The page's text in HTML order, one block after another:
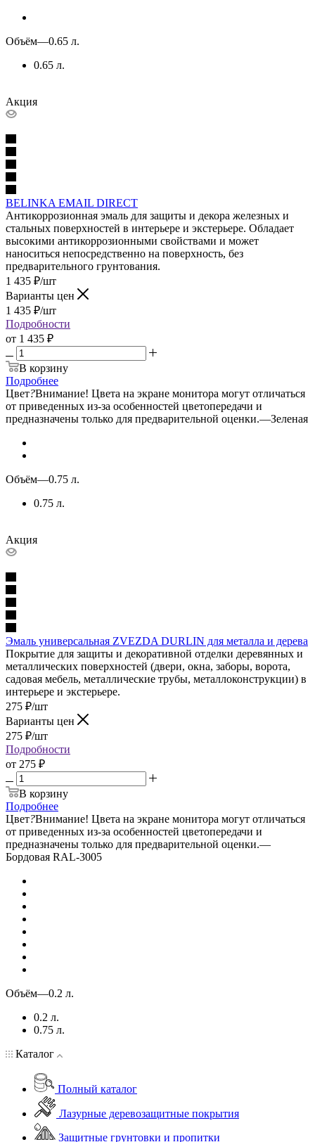
Объём—0.65 л.
0.65 л.
Акция
BELINKA EMAIL DIRECT
Антикоррозионная эмаль для защиты и декора железных и
стальных поверхностей в интерьере и экстерьере. Обладает
высокими антикоррозионными свойствами и может
наноситься непосредственно на поверхность, без
предварительного грунтования.
1 435 ₽/шт
Варианты цен
1 435 ₽/шт
Подробности
от 1 435 ₽
В корзину
Подробнее
Цвет?Внимание! Цвета на экране монитора могут отличаться
от приведенных из-за особенностей цветопередачи и
предназначены только для предварительной оценки.—Зеленая
Объём—0.75 л.
0.75 л.
Акция
Эмаль универсальная ZVEZDA DURLIN для металла и дерева
Покрытие для защиты и декоративной отделки деревянных и
металлических поверхностей (двери, окна, заборы, ворота,
садовая мебель, металлические трубы, металлоконструкции) в
интерьере и экстерьере.
275 ₽/шт
Варианты цен
275 ₽/шт
Подробности
от 275 ₽
В корзину
Подробнее
Цвет?Внимание! Цвета на экране монитора могут отличаться
от приведенных из-за особенностей цветопередачи и
предназначены только для предварительной оценки.—
Бордовая RAL-3005
Объём—0.2 л.
0.2 л.
0.75 л.
Каталог
Полный каталог
Лазурные деревозащитные покрытия
Защитные грунтовки и пропитки